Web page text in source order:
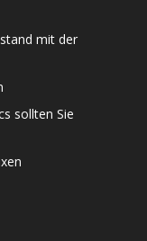
mit der
sollten Sie